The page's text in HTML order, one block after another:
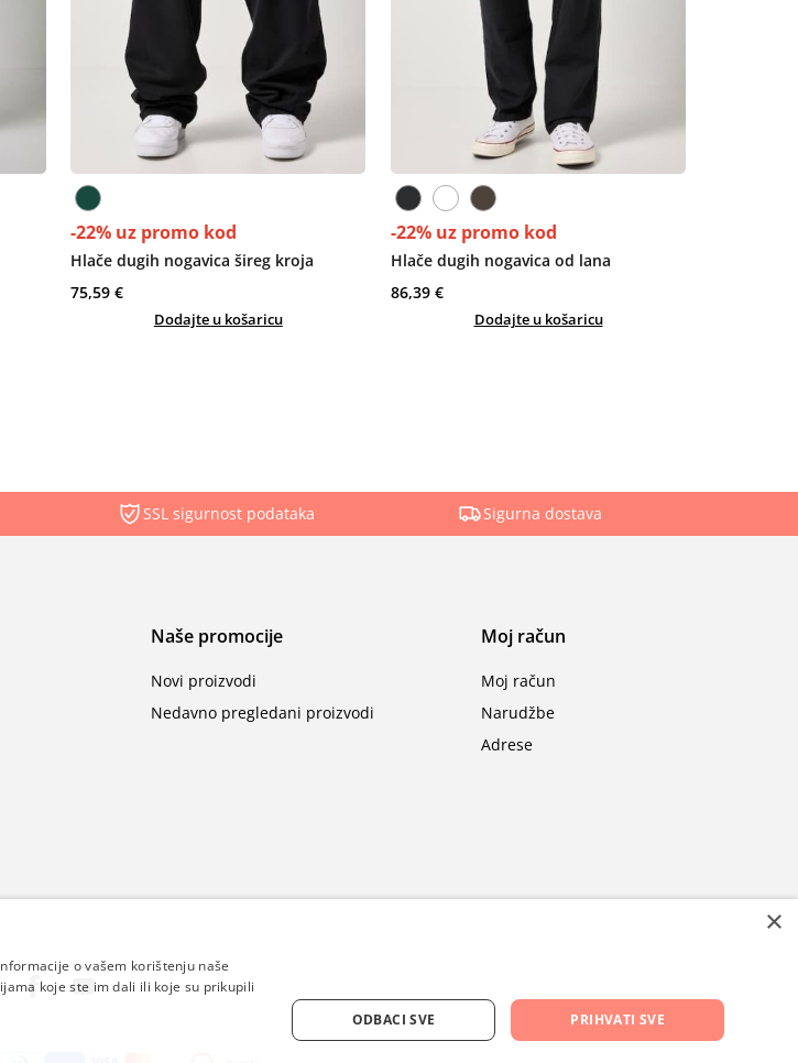
-22% uz promo kod
Hlače dugih nogavica šireg kroja
75,59 €
Dodajte u košaricu
-22% uz promo kod
Hlače dugih nogavica od lana
86,39 €
Dodajte u košaricu
SSL sigurnost podataka Sigurna dostava
Naše promocije
Novi proizvodi
Nedavno pregledani proizvodi
Moj račun
Moj račun
Narudžbe
Adrese
×
o vašem korištenju naše
koje ste im dali ili koje su prikupili
PRIHVATI SVE
ODBACI SVE